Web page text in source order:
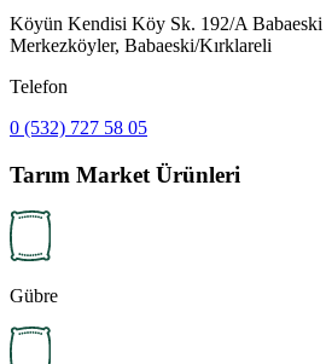
Köyün Kendisi Köy Sk. 192/A
Merkezköyler, Babaeski/Kırklareli
Telefon
0 (532) 727 58 05
Tarım Market Ürünleri
Gübre